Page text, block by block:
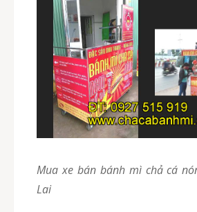
Mua xe bán bánh mì chả cá nóng giá tốt ở Gia
Lai